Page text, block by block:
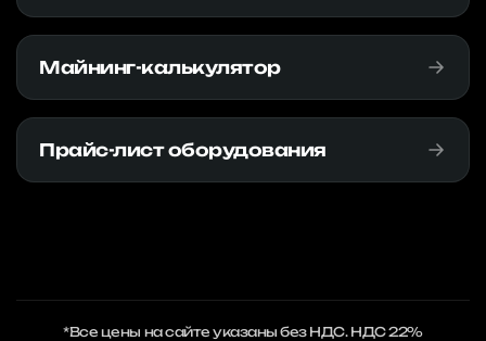
Майнинг-калькулятор
Прайс-лист оборудования
*Все цены на сайте указаны без НДС. НДС 22%